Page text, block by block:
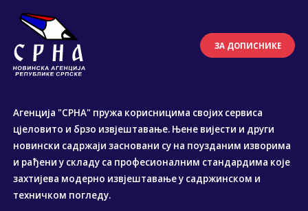
ЗА ДОПИСНИКЕ
Агенција "СРНА" пружа корисницима својих сервиса
цјеловито и брзо извјештавање. Њене вијести и други
новински садржаји засновани су на поузданим изворима
и рађени у складу са професионалним стандардима које
захтијева модерно извјештавање у садржинском и
техничком погледу.